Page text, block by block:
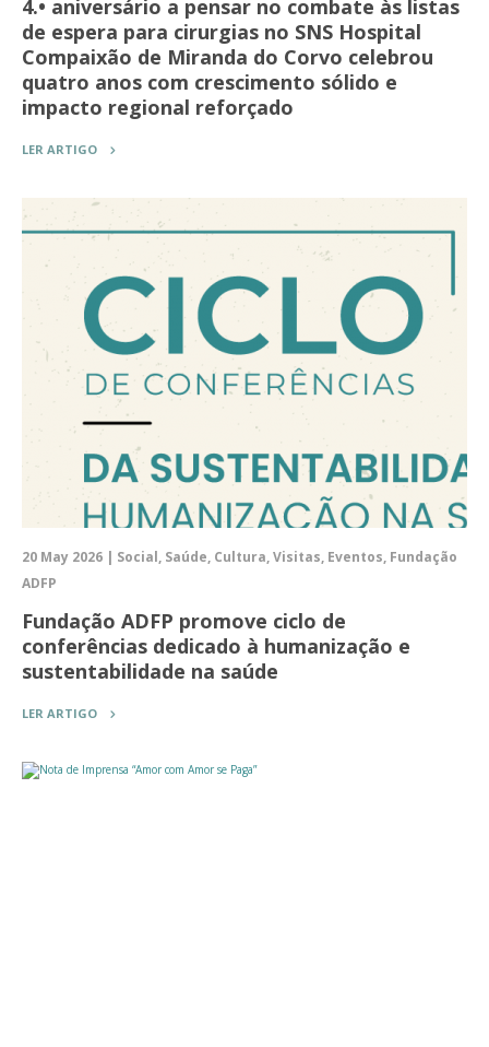
4.• aniversário a pensar no combate às listas
de espera para cirurgias no SNS Hospital
Compaixão de Miranda do Corvo celebrou
quatro anos com crescimento sólido e
impacto regional reforçado
LER ARTIGO
20 May 2026 | Social, Saúde, Cultura, Visitas, Eventos, Fundação
ADFP
Fundação ADFP promove ciclo de
conferências dedicado à humanização e
sustentabilidade na saúde
LER ARTIGO